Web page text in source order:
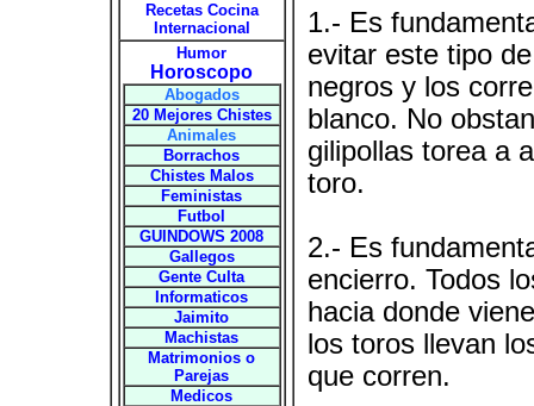
Recetas Cocina
Internacional
Humor
Horoscopo
Abogados
20 Mejores Chistes
Animales
Borrachos
Chistes Malos
Feministas
Futbol
GUINDOWS 2008
Gallegos
Gente Culta
Informaticos
Jaimito
Machistas
Matrimonios o
Parejas
Medicos
1.- Es
evitar este tipo
negros y los
blanco. No
gilipollas torea a
toro.
2.- Es
encierro. Todos
hacia donde
los toros llevan
que corren.